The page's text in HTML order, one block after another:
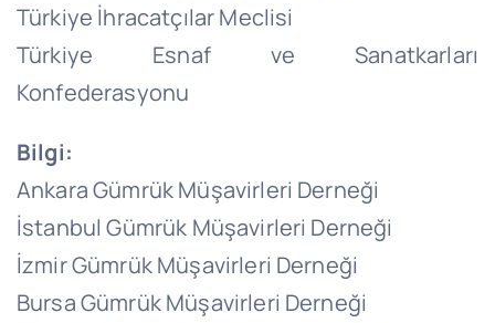
Türkiye İhracatçılar Meclisi
Türkiye Esnaf ve Sanatkarları
Konfederasyonu
Bilgi:
Ankara Gümrük Müşavirleri Derneği
İstanbul Gümrük Müşavirleri Derneği
İzmir Gümrük Müşavirleri Derneği
Bursa Gümrük Müşavirleri Derneği